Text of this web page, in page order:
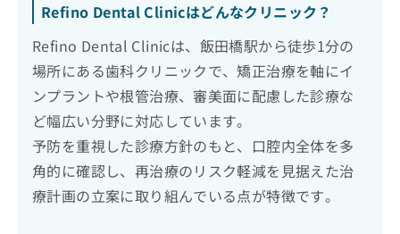
Refino Dental Clinicはどんなクリニック？
Refino Dental Clinicは、飯田橋駅から徒歩1分の
場所にある歯科クリニックで、矯正治療を軸にイ
ンプラントや根管治療、審美面に配慮した診療な
ど幅広い分野に対応しています。
予防を重視した診療方針のもと、口腔内全体を多
角的に確認し、再治療のリスク軽減を見据えた治
療計画の立案に取り組んでいる点が特徴です。